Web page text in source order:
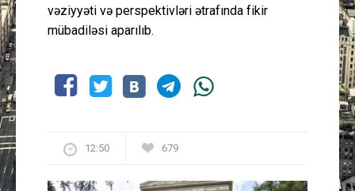
vəziyyəti və perspektivləri ətrafında fikir
mübadiləsi aparılıb.
12:50 679